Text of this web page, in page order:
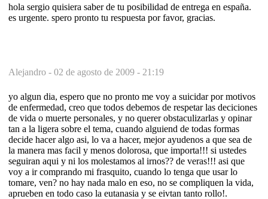
hola sergio quisiera saber de tu posibilidad de entrega en españa.
es urgente. spero pronto tu respuesta por favor, gracias.
Alejandro - 02 de agosto de 2009 - 21:19
yo algun dia, espero que no pronto me voy a suicidar por motivos
de enfermedad, creo que todos debemos de respetar las deciciones
de vida o muerte personales, y no querer obstaculizarlas y opinar
tan a la ligera sobre el tema, cuando alguiend de todas formas
decide hacer algo asi, lo va a hacer, mejor ayudenos a que sea de
la manera mas facil y menos dolorosa, que importa!!! si ustedes
seguiran aqui y ni los molestamos al irnos?? de veras!!! asi que
voy a ir comprando mi frasquito, cuando lo tenga que usar lo
tomare, ven? no hay nada malo en eso, no se compliquen la vida,
aprueben en todo caso la eutanasia y se eivtan tanto rollo!.